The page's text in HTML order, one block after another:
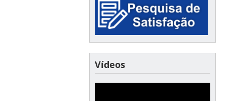
Vídeos